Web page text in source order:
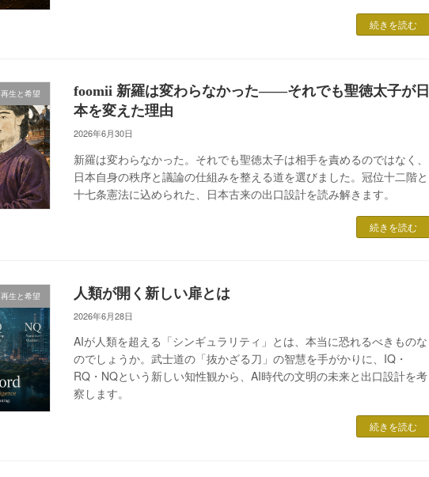
続きを読む
再生と希望
foomii 新羅は変わらなかった――それでも聖徳太子が日
本を変えた理由
2026年6月30日
新羅は変わらなかった。それでも聖徳太子は相手を責めるのではなく、
日本自身の秩序と議論の仕組みを整える道を選びました。冠位十二階と
十七条憲法に込められた、日本古来の出口設計を読み解きます。
続きを読む
再生と希望 人類が開く新しい扉とは
2026年6月28日
AIが人類を超える「シンギュラリティ」とは、本当に恐れるべきものな
のでしょうか。武士道の「抜かざる刀」の智慧を手がかりに、IQ・
RQ・NQという新しい知性観から、AI時代の文明の未来と出口設計を考
察します。
続きを読む